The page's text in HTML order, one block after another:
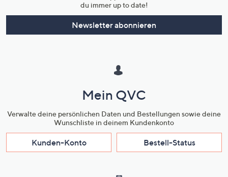
du immer up to date!
Newsletter abonnieren
Mein QVC
Verwalte deine persönlichen Daten und Bestellungen sowie deine
Wunschliste in deinem Kundenkonto
Kunden-Konto Bestell-Status